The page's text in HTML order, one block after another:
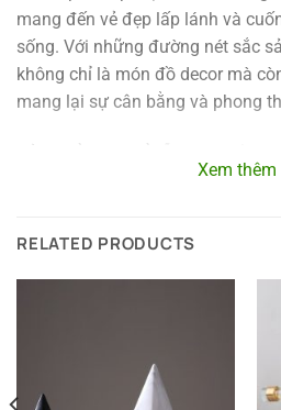
mang đến vẻ đẹp lấp lánh và
sống. Với những đường nét sắc
không chỉ là món đồ decor mà
mang lại sự cân bằng và phong
phòng khách, phòng làm việc
**Tượng Decor Bán Nguyệt Ánh
Xem thêm
RELATED PRODUCTS